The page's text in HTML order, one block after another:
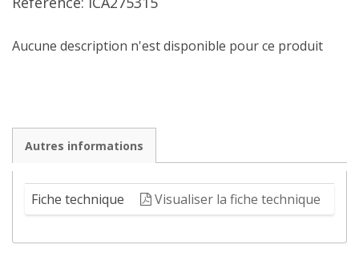
Aucune description n'est disponible pour ce produit
Autres informations
Fiche technique Visualiser la fiche technique